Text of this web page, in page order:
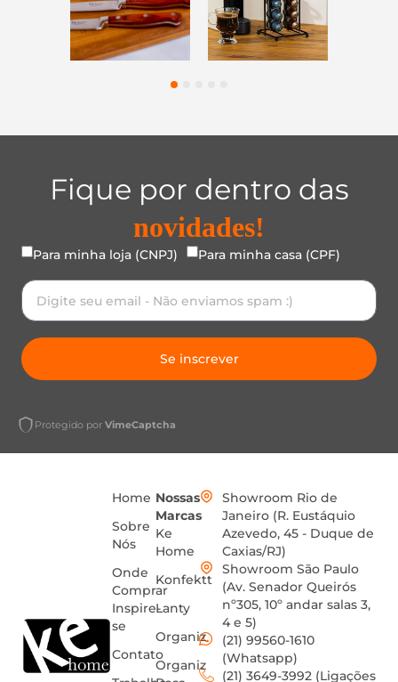
45
Fique por dentro das
novidades!
Para minha loja (CNPJ) Para minha casa (CPF)
Se inscrever
Protegido por VimeCaptcha
Home
Sobre
Nós
Onde
Comprar
Inspire-
se
Contato
Nossas
Marcas
Ke
Home
Konfektt
Lanty
Organiz
Organiz
Showroom Rio de
Janeiro (R. Eustáquio
Azevedo, 45 - Duque de
Caxias/RJ)
Showroom São Paulo
(Av. Senador Queirós
nº305, 10º andar salas 3,
4 e 5)
(21) 99560-1610
(Whatsapp)
(21) 3649-3992 (Ligações